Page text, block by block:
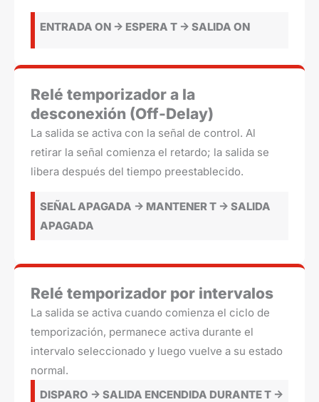
ENTRADA ON -> ESPERA T -> SALIDA ON
Relé temporizador a la
desconexión (Off-Delay)
La salida se activa con la señal de control. Al
retirar la señal comienza el retardo; la salida se
libera después del tiempo preestablecido.
SEÑAL APAGADA -> MANTENER T -> SALIDA
APAGADA
Relé temporizador por intervalos
La salida se activa cuando comienza el ciclo de
temporización, permanece activa durante el
intervalo seleccionado y luego vuelve a su estado
normal.
DISPARO -> SALIDA ENCENDIDA DURANTE T ->